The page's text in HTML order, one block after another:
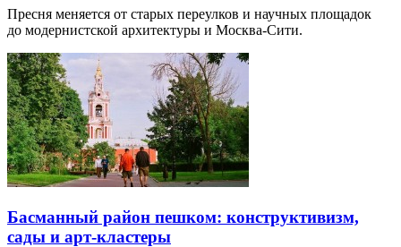
Пресня меняется от старых переулков и научных площадок
до модернистской архитектуры и Москва-Сити.
Басманный район пешком: конструктивизм,
сады и арт-кластеры